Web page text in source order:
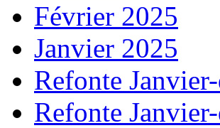
Février 2025
Janvier 2025
Refonte
Refonte